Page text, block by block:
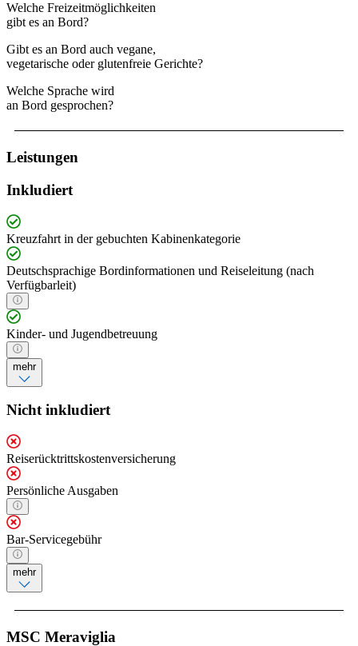
Welche Freizeitmöglichkeiten
gibt es an Bord?
Gibt es an Bord auch vegane,
vegetarische oder glutenfreie Gerichte?
Welche Sprache wird
an Bord gesprochen?
Leistungen
Inkludiert
Kreuzfahrt in der gebuchten Kabinenkategorie
Deutschsprachige Bordinformationen und Reiseleitung (nach
Verfügbarleit)
Kinder- und Jugendbetreuung
mehr
Nicht inkludiert
Reiserücktrittskostenversicherung
Persönliche Ausgaben
Bar-Servicegebühr
mehr
MSC Meraviglia